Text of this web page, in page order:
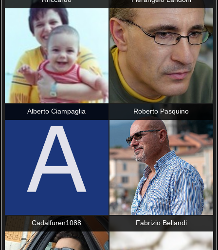
Alberto Ciampaglia Roberto Pasquino
Cadalfuren1088 Fabrizio Bellandi